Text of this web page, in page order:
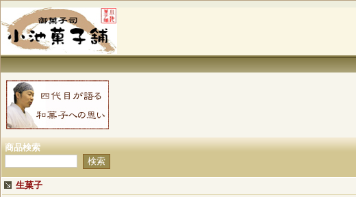
商品検索
生菓子